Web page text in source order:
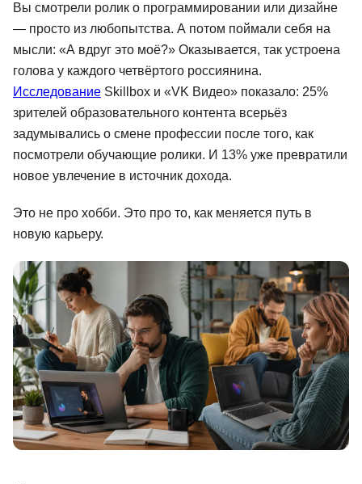
Вы смотрели ролик о программировании или дизайне
— просто из любопытства. А потом поймали себя на
мысли: «А вдруг это моё?» Оказывается, так устроена
голова у каждого четвёртого россиянина.
Исследование Skillbox и «VK Видео» показало: 25%
зрителей образовательного контента всерьёз
задумывались о смене профессии после того, как
посмотрели обучающие ролики. И 13% уже превратили
новое увлечение в источник дохода.
Это не про хобби. Это про то, как меняется путь в
новую карьеру.
Маркетинг
Дизайн
Аналитика
Менеджмент
Иностранные языки
Soft Skills
ДПО
Детям
Акции и промокоды
Рейтинг онлайн-школ